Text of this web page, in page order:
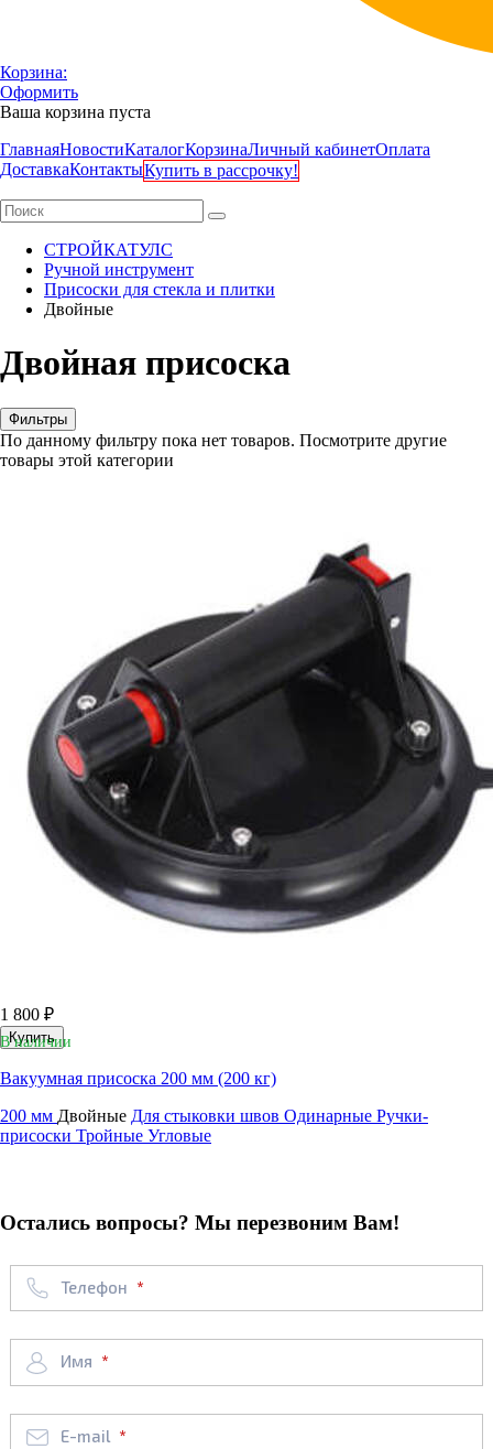
Корзина:
Оформить
Ваша корзина пуста
ГлавнаяНовостиКаталогКорзинаЛичный кабинетОплата
ДоставкаКонтактыКупить в рассрочку!
СТРОЙКАТУЛС
Ручной инструмент
Присоски для стекла и плитки
Двойные
Двойная присоска
Фильтры
По данному фильтру пока нет товаров. Посмотрите другие
товары этой категории
1 800 ₽
Купить
В наличии
Вакуумная присоска 200 мм (200 кг)
200 мм Двойные Для стыковки швов Одинарные Ручки-
присоски Тройные Угловые
Остались вопросы? Мы перезвоним Вам!
Телефон
Имя
E-mail